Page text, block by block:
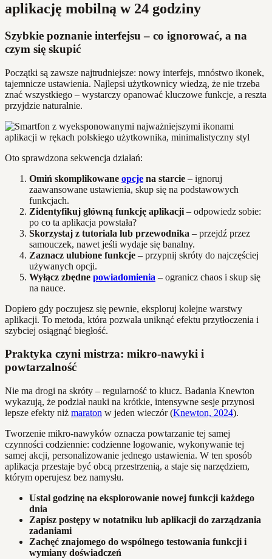
aplikację mobilną w 24 godziny
Szybkie poznanie interfejsu – co ignorować, a na
czym się skupić
Początki są zawsze najtrudniejsze: nowy interfejs, mnóstwo ikonek,
tajemnicze ustawienia. Najlepsi użytkownicy wiedzą, że nie trzeba
znać wszystkiego – wystarczy opanować kluczowe funkcje, a reszta
przyjdzie naturalnie.
Oto sprawdzona sekwencja działań:
Omiń skomplikowane opcje na starcie – ignoruj
zaawansowane ustawienia, skup się na podstawowych
funkcjach.
Zidentyfikuj główną funkcję aplikacji – odpowiedz sobie:
po co ta aplikacja powstała?
Skorzystaj z tutoriala lub przewodnika – przejdź przez
samouczek, nawet jeśli wydaje się banalny.
Zaznacz ulubione funkcje – przypnij skróty do najczęściej
używanych opcji.
Wyłącz zbędne powiadomienia – ogranicz chaos i skup się
na nauce.
Dopiero gdy poczujesz się pewnie, eksploruj kolejne warstwy
aplikacji. To metoda, która pozwala uniknąć efektu przytłoczenia i
szybciej osiągnąć biegłość.
Praktyka czyni mistrza: mikro-nawyki i
powtarzalność
Nie ma drogi na skróty – regularność to klucz. Badania Knewton
wykazują, że podział nauki na krótkie, intensywne sesje przynosi
lepsze efekty niż maraton w jeden wieczór (Knewton, 2024).
Tworzenie mikro-nawyków oznacza powtarzanie tej samej
czynności codziennie: codzienne logowanie, wykonywanie tej
samej akcji, personalizowanie jednego ustawienia. W ten sposób
aplikacja przestaje być obcą przestrzenią, a staje się narzędziem,
którym operujesz bez namysłu.
Ustal godzinę na eksplorowanie nowej funkcji każdego
dnia
Zapisz postępy w notatniku lub aplikacji do zarządzania
zadaniami
Zachęć znajomego do wspólnego testowania funkcji i
wymiany doświadczeń